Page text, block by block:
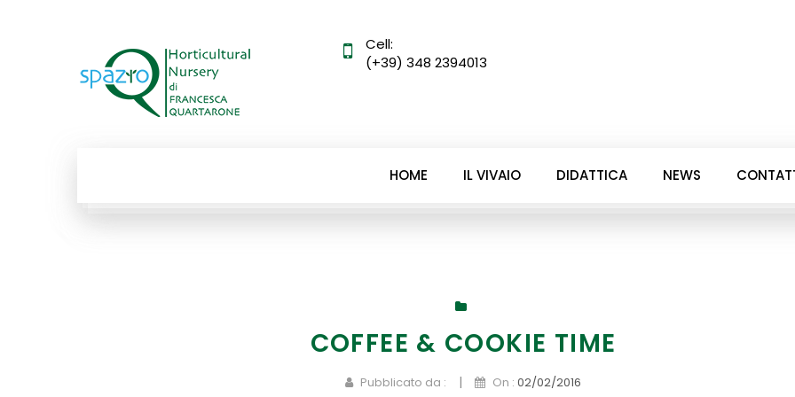
Cell:
(+39) 348 2394013
HOME IL VIVAIO DIDATTICA NEWS
COFFEE & COOKIE TIME
Pubblicato da : | On : 02/02/2016